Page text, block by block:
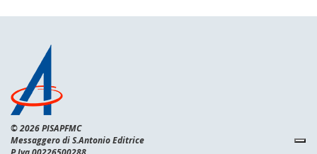
© 2026 PISAPFMC
Messaggero di S.Antonio Editrice